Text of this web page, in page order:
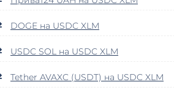
DOGE на USDC XLM
USDC SOL на USDC XLM
Tether AVAXC (USDT) на USDC XLM